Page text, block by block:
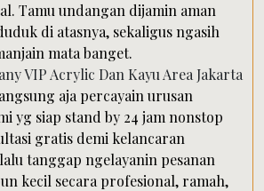
Tamu undangan dijamin aman
di atasnya, sekaligus ngasih
mata banget.
aja percayain urusan
yg siap stand by 24 jam nonstop
gratis demi kelancaran
tanggap ngelayanin pesanan
kecil secara profesional, ramah,